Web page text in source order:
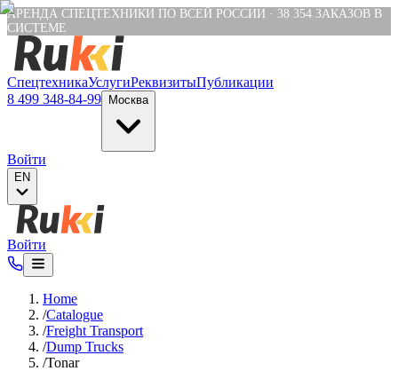
Verification: e6a4652c04df1fb8
АРЕНДА СПЕЦТЕХНИКИ ПО ВСЕЙ РОССИИ · 38 354 ЗАКАЗОВ В
СИСТЕМЕ
СпецтехникаУслугиРеквизитыПубликации
8 499 348-84-99
Москва
Войти
EN
Войти
Home
/Catalogue
/Freight Transport
/Dump Trucks
/Tonar